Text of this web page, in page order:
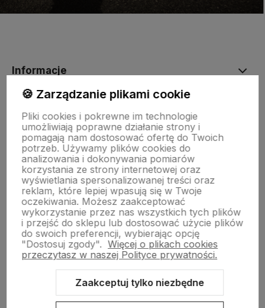
Informacje
O nas
Tu jesteśmy
Sklep internetowy Shoper Premium
Szablon Shoper Modern 3.0™
od GrowCommerce
🍪 Zarządzanie plikami cookie
Pliki cookies i pokrewne im technologie
umożliwiają poprawne działanie strony i
pomagają nam dostosować ofertę do Twoich
potrzeb. Używamy plików cookies do
analizowania i dokonywania pomiarów
korzystania ze strony internetowej oraz
wyświetlania spersonalizowanej treści oraz
reklam, które lepiej wpasują się w Twoje
oczekiwania. Możesz zaakceptować
wykorzystanie przez nas wszystkich tych plików
i przejść do sklepu lub dostosować użycie plików
do swoich preferencji, wybierając opcję
"Dostosuj zgody". Więcej o plikach cookies
przeczytasz w naszej Polityce prywatności.
Zaakceptuj tylko niezbędne